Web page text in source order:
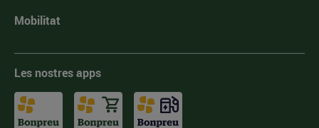
Mobilitat
Les nostres apps